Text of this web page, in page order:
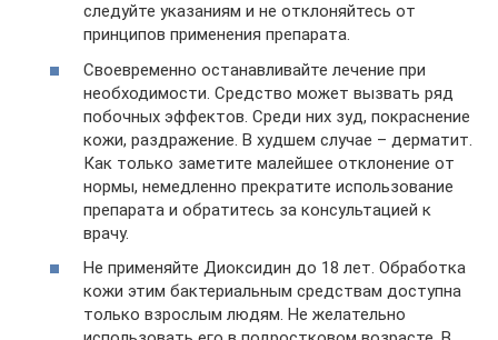
следуйте указаниям и не отклоняйтесь от
принципов применения препарата.
Своевременно останавливайте лечение при
необходимости. Средство может вызвать ряд
побочных эффектов. Среди них зуд, покраснение
кожи, раздражение. В худшем случае – дерматит.
Как только заметите малейшее отклонение от
нормы, немедленно прекратите использование
препарата и обратитесь за консультацией к
врачу.
Не применяйте Диоксидин до 18 лет. Обработка
кожи этим бактериальным средствам доступна
только взрослым людям. Не желательно